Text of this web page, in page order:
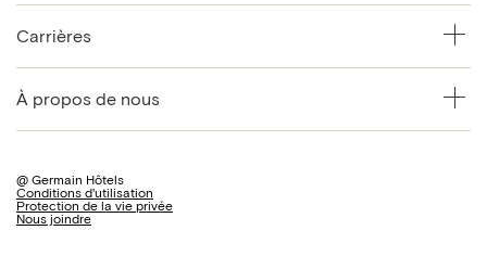
Carrières
À propos de nous
@ Germain Hôtels
Conditions d'utilisation
Protection de la vie privée
Nous joindre